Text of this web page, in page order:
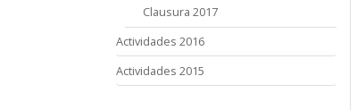
Clausura 2017
Actividades 2016
Actividades 2015